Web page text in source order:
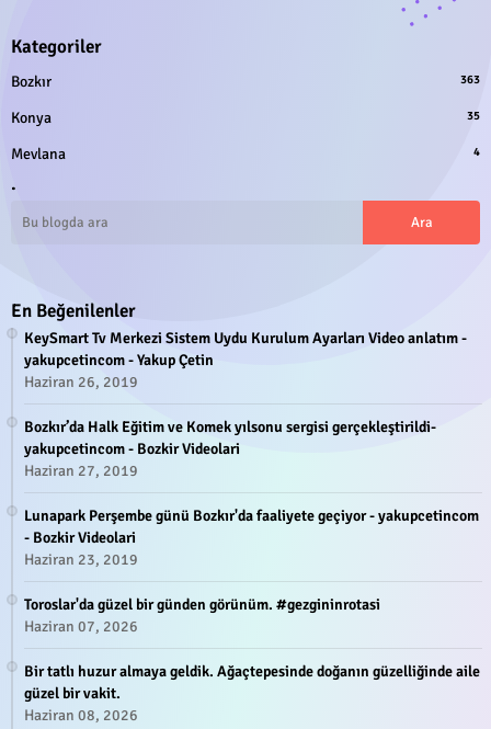
Kategoriler
Bozkır 363
Konya 35
Mevlana 4
.
En Beğenilenler
KeySmart Tv Merkezi Sistem Uydu Kurulum Ayarları Video anlatım -
yakupcetincom - Yakup Çetin
Haziran 26, 2019
Bozkır’da Halk Eğitim ve Komek yılsonu sergisi gerçekleştirildi-
yakupcetincom - Bozkir Videolari
Haziran 27, 2019
Lunapark Perşembe günü Bozkır'da faaliyete geçiyor - yakupcetincom
- Bozkir Videolari
Haziran 23, 2019
Toroslar'da güzel bir günden görünüm. #gezgininrotasi
Haziran 07, 2026
Bir tatlı huzur almaya geldik. Ağaçtepesinde doğanın güzelliğinde aile
güzel bir vakit.
Haziran 08, 2026